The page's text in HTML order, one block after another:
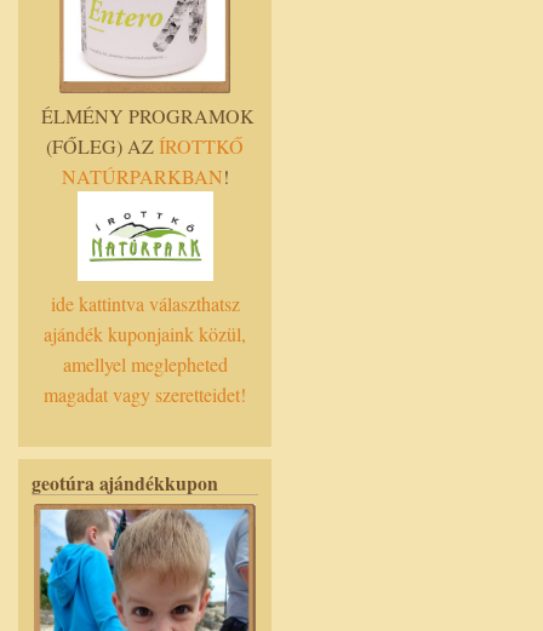
ÉLMÉNY PROGRAMOK
(FŐLEG) AZÍROTTKŐ
NATÚRPARKBAN!
ide kattintva választhatsz
ajándék kuponjaink közül,
amellyel meglepheted
magadat vagy szeretteidet!
geotúra ajándékkupon